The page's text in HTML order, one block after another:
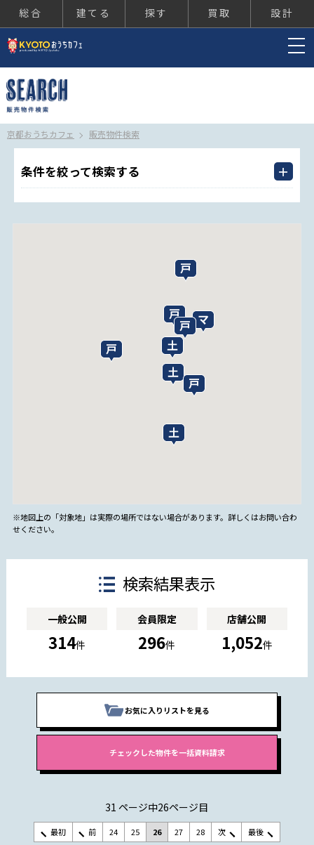
総合 建てる 探す 買取 設計
京都おうちカフェ 販売物件検索
条件を絞って検索する
※地図上の「対象地」は実際の場所ではない場合があります。詳しくはお問い合わ
せください。
検索結果表示
一般公開
314件
会員限定
296件
店舗公開
1,052件
お気に入りリストを見る
31 ページ中26ページ目
最初 前 24 25 26 27 28 次 最後